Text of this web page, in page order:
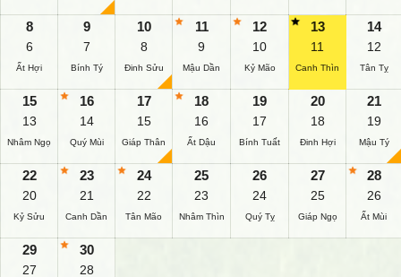
8
6
Ất Hợi
9
7
Bính Tý
10
8
Đinh Sửu
11
9
Mậu Dần
12
10
Kỷ Mão
13
11
Canh Thìn
14
12
Tân Tỵ
15
13
Nhâm Ngọ
16
14
Quý Mùi
17
15
Giáp Thân
18
16
Ất Dậu
19
17
Bính Tuất
20
18
Đinh Hợi
21
19
Mậu Tý
22
20
Kỷ Sửu
23
21
Canh Dần
24
22
Tân Mão
25
23
Nhâm Thìn
26
24
Quý Tỵ
27
25
Giáp Ngọ
28
26
Ất Mùi
29
27
30
28